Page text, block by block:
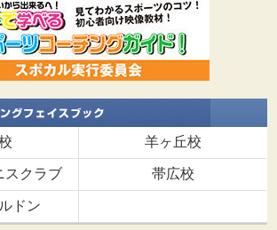
羊ヶ丘校
スクラブ 帯広校
ドン